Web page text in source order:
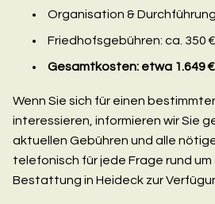
Organisation &
Friedhofsgebühren: ca. 350
Gesamtkosten: etwa 1.649 €
Wenn Sie sich für einen
interessieren, informieren wir Sie
aktuellen Gebühren und alle
telefonisch für jede Frage rund um
Bestattung in Heideck zur